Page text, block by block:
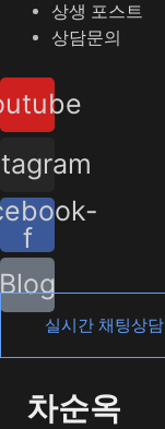
상생 포스트
상담문의
f
Blog
실시간 채팅상담
차순옥